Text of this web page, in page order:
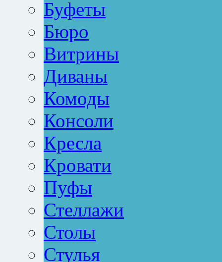
Буфеты
Бюро
Витрины
Диваны
Комоды
Консоли
Кресла
Кровати
Пуфы
Стеллажи
Столы
Стулья